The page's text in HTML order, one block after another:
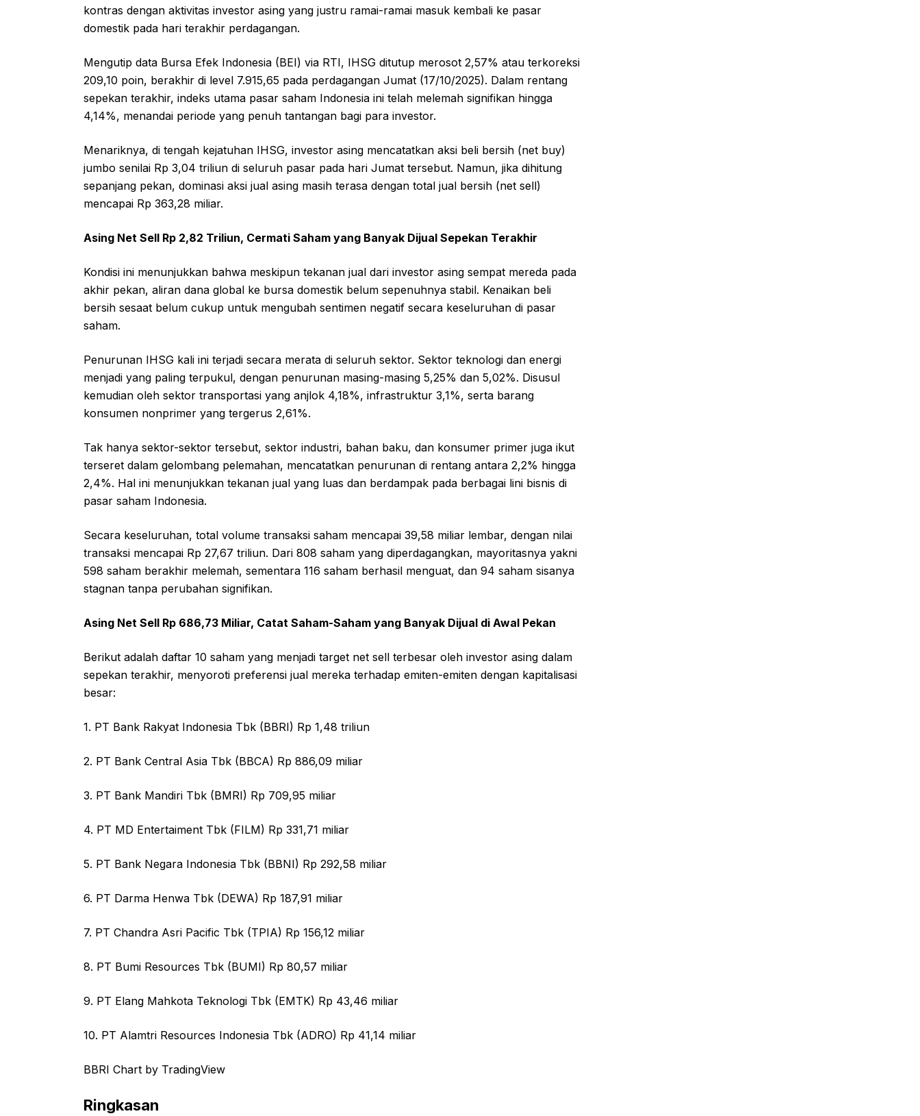
kontras dengan aktivitas investor asing yang justru ramai-ramai masuk kembali ke pasar
domestik pada hari terakhir perdagangan.
Mengutip data Bursa Efek Indonesia (BEI) via RTI, IHSG ditutup merosot 2,57% atau terkoreksi
209,10 poin, berakhir di level 7.915,65 pada perdagangan Jumat (17/10/2025). Dalam rentang
sepekan terakhir, indeks utama pasar saham Indonesia ini telah melemah signifikan hingga
4,14%, menandai periode yang penuh tantangan bagi para investor.
Menariknya, di tengah kejatuhan IHSG, investor asing mencatatkan aksi beli bersih (net buy)
jumbo senilai Rp 3,04 triliun di seluruh pasar pada hari Jumat tersebut. Namun, jika dihitung
sepanjang pekan, dominasi aksi jual asing masih terasa dengan total jual bersih (net sell)
mencapai Rp 363,28 miliar.
Asing Net Sell Rp 2,82 Triliun, Cermati Saham yang Banyak Dijual Sepekan Terakhir
Kondisi ini menunjukkan bahwa meskipun tekanan jual dari investor asing sempat mereda pada
akhir pekan, aliran dana global ke bursa domestik belum sepenuhnya stabil. Kenaikan beli
bersih sesaat belum cukup untuk mengubah sentimen negatif secara keseluruhan di pasar
saham.
Penurunan IHSG kali ini terjadi secara merata di seluruh sektor. Sektor teknologi dan energi
menjadi yang paling terpukul, dengan penurunan masing-masing 5,25% dan 5,02%. Disusul
kemudian oleh sektor transportasi yang anjlok 4,18%, infrastruktur 3,1%, serta barang
konsumen nonprimer yang tergerus 2,61%.
Tak hanya sektor-sektor tersebut, sektor industri, bahan baku, dan konsumer primer juga ikut
terseret dalam gelombang pelemahan, mencatatkan penurunan di rentang antara 2,2% hingga
2,4%. Hal ini menunjukkan tekanan jual yang luas dan berdampak pada berbagai lini bisnis di
pasar saham Indonesia.
Secara keseluruhan, total volume transaksi saham mencapai 39,58 miliar lembar, dengan nilai
transaksi mencapai Rp 27,67 triliun. Dari 808 saham yang diperdagangkan, mayoritasnya yakni
598 saham berakhir melemah, sementara 116 saham berhasil menguat, dan 94 saham sisanya
stagnan tanpa perubahan signifikan.
Asing Net Sell Rp 686,73 Miliar, Catat Saham-Saham yang Banyak Dijual di Awal Pekan
Berikut adalah daftar 10 saham yang menjadi target net sell terbesar oleh investor asing dalam
sepekan terakhir, menyoroti preferensi jual mereka terhadap emiten-emiten dengan kapitalisasi
besar:
1. PT Bank Rakyat Indonesia Tbk (BBRI) Rp 1,48 triliun
2. PT Bank Central Asia Tbk (BBCA) Rp 886,09 miliar
3. PT Bank Mandiri Tbk (BMRI) Rp 709,95 miliar
4. PT MD Entertaiment Tbk (FILM) Rp 331,71 miliar
5. PT Bank Negara Indonesia Tbk (BBNI) Rp 292,58 miliar
6. PT Darma Henwa Tbk (DEWA) Rp 187,91 miliar
7. PT Chandra Asri Pacific Tbk (TPIA) Rp 156,12 miliar
8. PT Bumi Resources Tbk (BUMI) Rp 80,57 miliar
9. PT Elang Mahkota Teknologi Tbk (EMTK) Rp 43,46 miliar
10. PT Alamtri Resources Indonesia Tbk (ADRO) Rp 41,14 miliar
BBRI Chart by TradingView
Ringkasan